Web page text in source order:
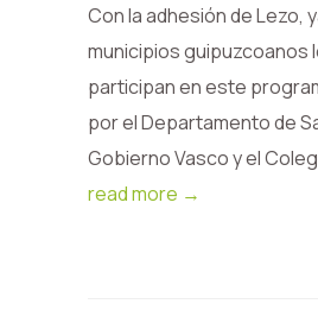
Con la adhesión de Lezo,
municipios guipuzcoanos
participan en este
por el Departamento de
Gobierno Vasco y el
read more →